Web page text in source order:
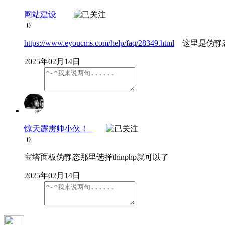
网站建设
0
https://www.eyoucms.com/help/faq/28349.html 这里是伪静
2025年02月14日
惊天霹雳帅小伙！
0
宝塔面板伪静态那里选择thinphp就可以了
2025年02月14日